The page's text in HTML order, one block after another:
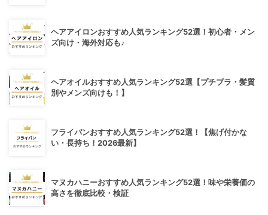
ヘアアイロンおすすめ人気ランキング52選！初心者・メン
ズ向け・海外対応も♪
ヘアオイルおすすめ人気ランキング52選【プチプラ・髪質
別やメンズ向けも！】
フライパンおすすめ人気ランキング52選！【焦げ付かな
い・長持ち！2026最新】
マヌカハニーおすすめ人気ランキング52選！味や栄養価の
高さを徹底比較・検証